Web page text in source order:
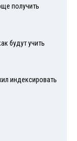
получить
будут учить
индексировать